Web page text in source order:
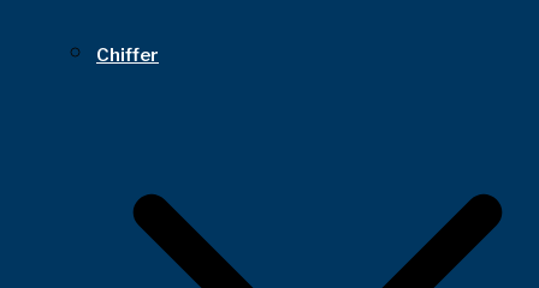
Chiffer